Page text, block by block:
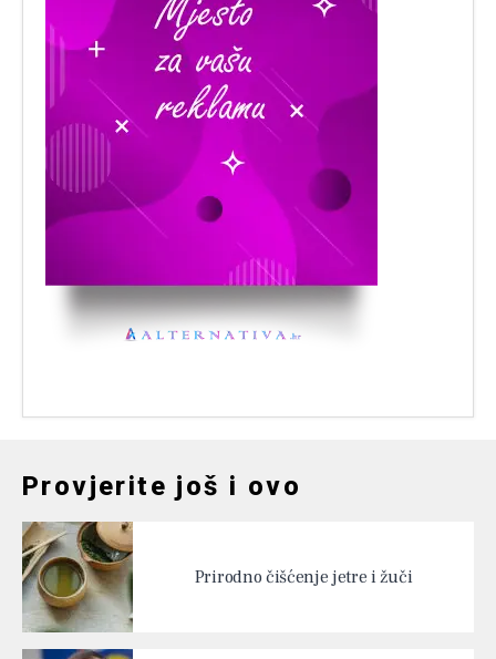
Provjerite još i ovo
Prirodno čišćenje jetre i žuči